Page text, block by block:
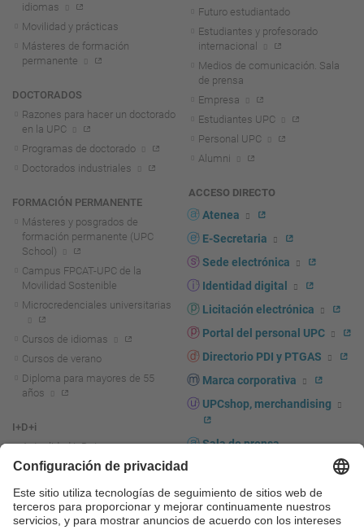
idiomas
Movilidad y prácticas
Másteres de formación
permanente
DOCTORADOS
Razones para hacer un doctorado
en la UPC
Programas de doctorado
Doctorados industriales
FORMACIÓN PERMANENTE
Másteres y posgrados de
formación permanente (UPC
School)
Campus FPCAT-UPC de la
Movilidad Sostenible
Microcredenciales universitarias
Cursos de idiomas
Cursos de verano
Diploma para mayores de 55
años
I+D+i
Actualidad I+D+I
La investigación en la UPC
Fomento y apoyo a la
investigación
La transferencia, el
Futuro estudiantado
Estudiantes y profesorado
internacional
Medios de comunicación. Sala
de prensa
Empresa
Estudiantes UPC
Personal UPC
Alumni
ACCESO DIRECTO
Atenea
E-Secretaria
Sede electrónica
Identidad digital
Licitación electrónica
Portal del personal UPC
Directorio PDI y PTGAS
Marca corporativa
UPCshop, merchandising
Sala de prensa